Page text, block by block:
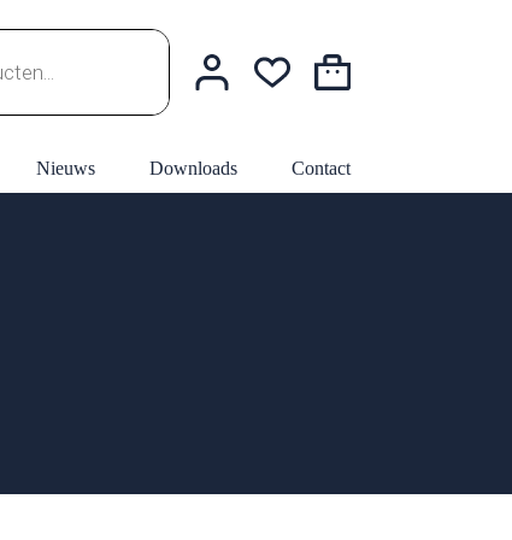
Winkelwagen
Nieuws Downloads Contact